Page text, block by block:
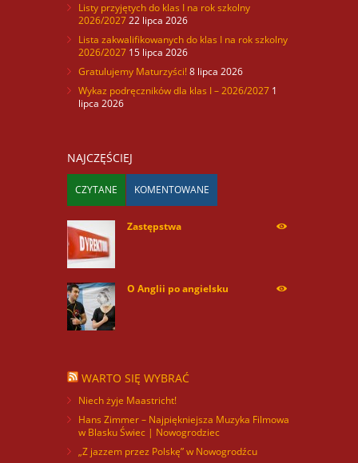
Listy przyjętych do klas I na rok szkolny
2026/202722 lipca 2026
Lista zakwalifikowanych do klas I na rok szkolny
2026/2027 15 lipca 2026
Gratulujemy Maturzyści!8 lipca 2026
Wykaz podręczników dla klas I – 2026/2027 1
lipca 2026
NAJCZĘŚCIEJ
CZYTANE KOMENTOWANE
Zastępstwa
O Anglii po angielsku
WARTO SIĘ WYBRAĆ
Niech żyje Maastricht!
Hans Zimmer – Najpiękniejsza Muzyka Filmowa
w Blasku Świec | Nowogrodziec
„Z jazzem przez Polskę” w Nowogrodźcu